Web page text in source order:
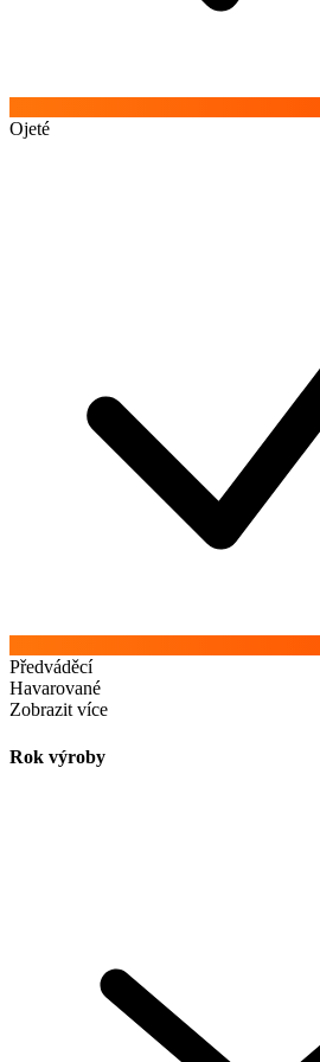
Ojeté
Předváděcí
Havarované
Zobrazit více
Rok výroby